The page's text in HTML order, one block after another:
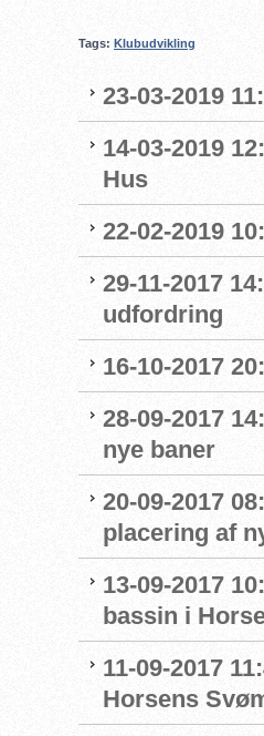
Tags: Klubudvikling
23-03-2019
14-03-2019
Hus
22-02-2019
29-11-2017
udfordring
16-10-2017
28-09-2017
nye baner
20-09-2017
placering af
13-09-2017
bassin i
11-09-2017
Horsens